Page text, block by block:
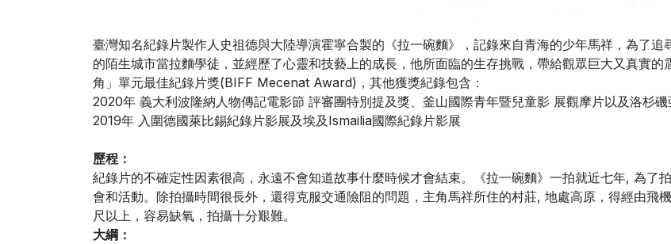
臺灣知名紀錄片製作人史祖德與大陸導演霍寧合製的《拉一碗麵》，記錄來自青海的少年馬祥，為了
的陌生城市當拉麵學徒，並經歷了心靈和技藝上的成長，他所面臨的生存挑戰，帶給觀眾巨大又真實
角」單元最佳紀錄片獎(BIFF Mecenat Award)，其他獲獎紀錄包含：
2020年 義大利波隆納人物傳記電影節 評審團特別提及獎、釜山國際青年暨兒童影 展觀摩片以及洛杉
2019年 入圍德國萊比錫紀錄片影展及埃及Ismailia國際紀錄片影展
歷程：
紀錄片的不確定性因素很高，永遠不會知道故事什麼時候才會結束。《拉一碗麵》一拍就近七年, 為了
會和活動。除拍攝時間很長外，還得克服交通險阻的問題，主角馬祥所住的村莊, 地處高原，得經由飛
尺以上，容易缺氧，拍攝十分艱難。
大綱：